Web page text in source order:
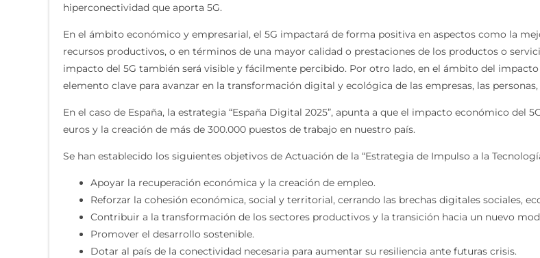
hiperconectividad que aporta 5G.
En el ámbito económico y empresarial, el 5G impactará de forma positiva en aspectos como la
recursos productivos, o en términos de una mayor calidad o prestaciones de los productos o
impacto del 5G también será visible y fácilmente percibido. Por otro lado, en el ámbito del
elemento clave para avanzar en la transformación digital y ecológica de las empresas, las
En el caso de España, la estrategia “España Digital 2025”, apunta a que el impacto económico del
euros y la creación de más de 300.000 puestos de trabajo en nuestro país.
Se han establecido los siguientes objetivos de Actuación de la “Estrategia de Impulso a la
Apoyar la recuperación económica y la creación de empleo.
Reforzar la cohesión económica, social y territorial, cerrando las brechas digitales sociales,
Contribuir a la transformación de los sectores productivos y la transición hacia un nuevo
Promover el desarrollo sostenible.
Dotar al país de la conectividad necesaria para aumentar su resiliencia ante futuras crisis.